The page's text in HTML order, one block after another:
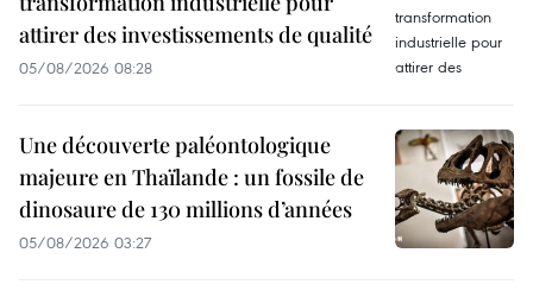
attirer des investissements de qualité
05/08/2026 08:28
Une découverte paléontologique
majeure en Thaïlande : un fossile de
dinosaure de 130 millions d’années
05/08/2026 03:27